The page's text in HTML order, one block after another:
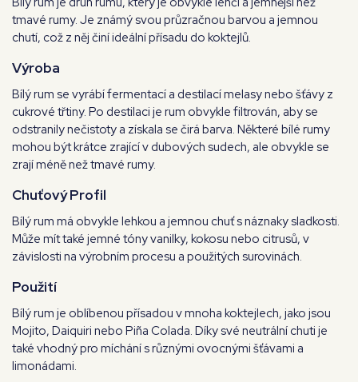
tmavé rumy. Je známý svou průzračnou barvou a jemnou
chutí, což z něj činí ideální přísadu do koktejlů.
Výroba
Bílý rum se vyrábí fermentací a destilací melasy nebo šťávy z
cukrové třtiny. Po destilaci je rum obvykle filtrován, aby se
odstranily nečistoty a získala se čirá barva. Některé bílé rumy
mohou být krátce zrající v dubových sudech, ale obvykle se
zrají méně než tmavé rumy.
Chuťový Profil
Bílý rum má obvykle lehkou a jemnou chuť s náznaky sladkosti.
Může mít také jemné tóny vanilky, kokosu nebo citrusů, v
závislosti na výrobním procesu a použitých surovinách.
Použití
Bílý rum je oblíbenou přísadou v mnoha koktejlech, jako jsou
Mojito, Daiquiri nebo Piña Colada. Díky své neutrální chuti je
také vhodný pro míchání s různými ovocnými šťávami a
limonádami.